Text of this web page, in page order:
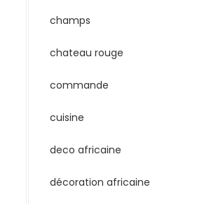
champs
chateau rouge
commande
cuisine
deco africaine
décoration africaine